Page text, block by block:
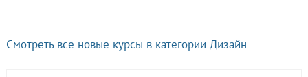
Смотреть все новые курсы в категории Дизайн